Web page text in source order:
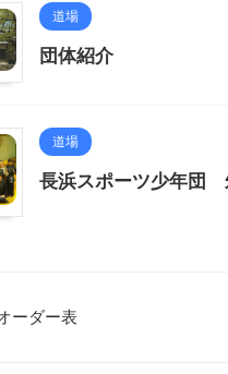
道場
団体紹介
道場
長浜スポーツ少年団
ーダー表